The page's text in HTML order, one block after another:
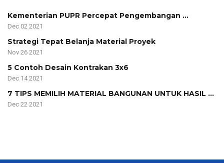
Kementerian PUPR Percepat Pengembangan ...
Dec 02 2021
Strategi Tepat Belanja Material Proyek
Nov 26 2021
5 Contoh Desain Kontrakan 3x6
Dec 14 2021
7 TIPS MEMILIH MATERIAL BANGUNAN UNTUK HASIL ...
Dec 22 2021